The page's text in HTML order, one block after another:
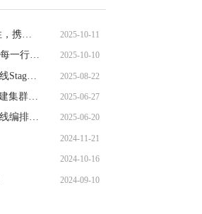
嘉为蓝鲸DevOps平台V7.2 全新升级，7大产品40+特性，携手AI开启企业研发转型新周期 2025-10-11
嘉为蓝鲸CCI持续集成平台：增量扫描X质量门禁守住每一行新增代码的质量红线 2025-10-10
嘉为蓝鲸CCI持续集成平台：掌控CI/CD全流程，流水线Stage准入让部署更可靠 2025-08-22
CCI持续集成平台：高效集成K8s集群，流水线容器构建集群上线 2025-06-27
嘉为蓝鲸CCI持续集成平台：Matrix Job 带你开启流水线编排 2.0 时代 2025-06-20
2024-11-21
2024-10-16
2024-09-10